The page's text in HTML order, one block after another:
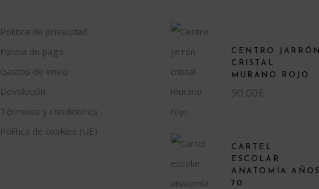
Política de privacidad
Forma de pago
Gastos de envío
Devolución
Términos y condiciones
Política de cookies (UE)
CENTRO JARRÓN
CRISTAL
MURANO ROJO
90,00€
CARTEL
ESCOLAR
ANATOMÍA AÑOS
70